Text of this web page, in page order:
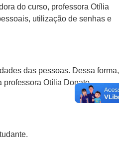
do curso, professora Otília
utilização de senhas e
das pessoas. Dessa forma,
professora Otília Donato